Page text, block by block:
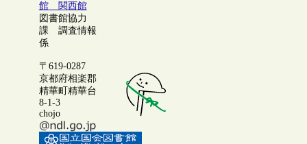
館 関西館
図書館協力
課 調査情報
係
〒619-0287
京都府相楽郡
精華町精華台
8-1-3
chojo